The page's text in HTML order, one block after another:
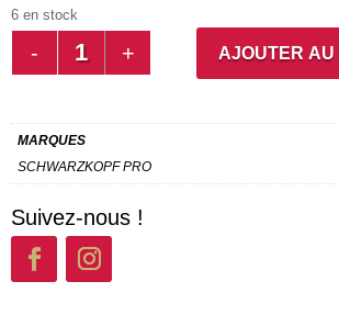
6 en stock
QUANTITÉ
AMM
10-
AJOUTER AU
MARQUES
SCHWARZKOPF PRO
Suivez-nous !